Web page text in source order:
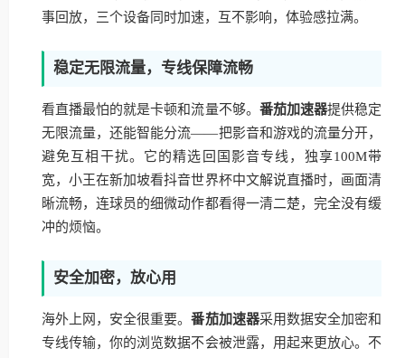
事回放，三个设备同时加速，互不影响，体验感拉满。
稳定无限流量，专线保障流畅
看直播最怕的就是卡顿和流量不够。 番茄加速器提供稳定
无限流量，还能智能分流——把影音和游戏的流量分开，
避免互相干扰。它的精选回国影音专线，独享100M带
宽，小王在新加坡看抖音世界杯中文解说直播时，画面清
晰流畅，连球员的细微动作都看得一清二楚，完全没有缓
冲的烦恼。
安全加密，放心用
海外上网，安全很重要。番茄加速器采用数据安全加密和
专线传输，你的浏览数据不会被泄露，用起来更放心。不